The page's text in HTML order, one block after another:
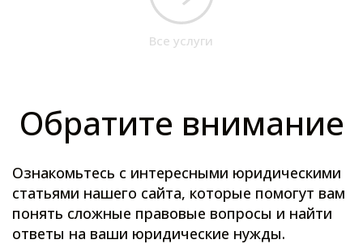
Все услуги
Обратите внимание
Ознакомьтесь с интересными юридическими
статьями нашего сайта, которые помогут вам
понять сложные правовые вопросы и найти
ответы на ваши юридические нужды.